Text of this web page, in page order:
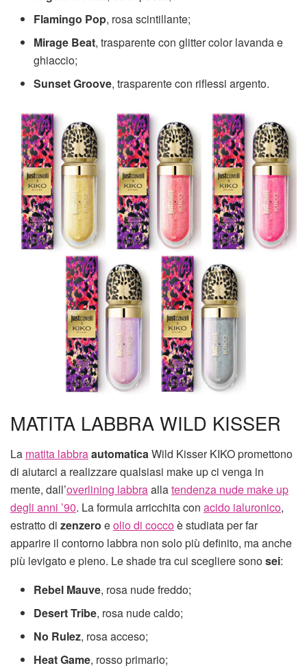
Flamingo Pop, rosa scintillante;
Mirage Beat, trasparente con glitter color lavanda e
ghiaccio;
Sunset Groove, trasparente con riflessi argento.
MATITA LABBRA WILD KISSER
La matita labbraautomaticaWild Kisser KIKO promettono
di aiutarci a realizzare qualsiasi make up ci venga in
mente, dall’overlining labbraallatendenza nude make up
degli anni ’90. La formula arricchita con acido ialuronico,
estratto di zenzero eolio di coccoè studiata per far
apparire il contorno labbra non solo più definito, ma anche
più levigato e pieno. Le shade tra cui scegliere sonosei:
Rebel Mauve, rosa nude freddo;
Desert Tribe, rosa nude caldo;
No Rulez, rosa acceso;
Heat Game, rosso primario;